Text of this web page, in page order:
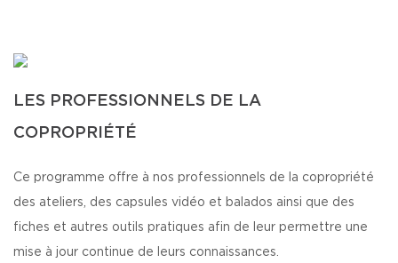
LES PROFESSIONNELS DE LA
COPROPRIÉTÉ
Ce programme offre à nos professionnels de la copropriété
des ateliers, des capsules vidéo et balados ainsi que des
fiches et autres outils pratiques afin de leur permettre une
mise à jour continue de leurs connaissances.